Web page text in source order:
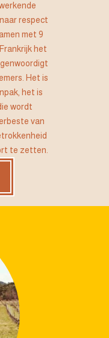
respect
met 9
het
Het is
het is
wordt
van
te zetten.